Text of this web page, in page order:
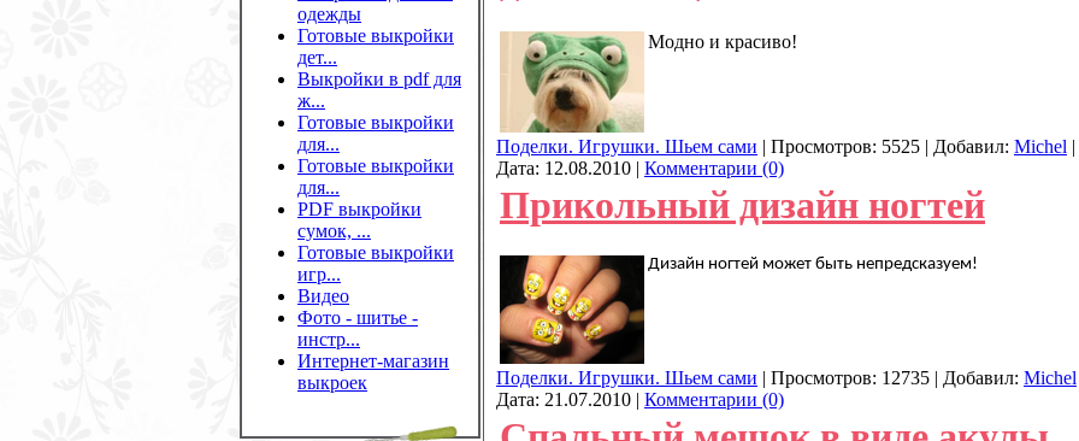
одежды
Готовые выкройки
дет...
Выкройки в pdf для
ж...
Готовые выкройки
для...
Готовые выкройки
для...
PDF выкройки
сумок, ...
Готовые выкройки
игр...
Видео
Фото - шитье -
инстр...
Интернет-магазин
выкроек
Модно и красиво!
Поделки. Игрушки. Шьем сами | Просмотров: 5525 | Добавил: Michel |
Дата: 12.08.2010 | Комментарии (0)
Прикольный дизайн ногтей
Дизайн ногтей может быть непредсказуем!
Поделки. Игрушки. Шьем сами | Просмотров: 12735 | Добавил: Michel
Дата: 21.07.2010 | Комментарии (0)